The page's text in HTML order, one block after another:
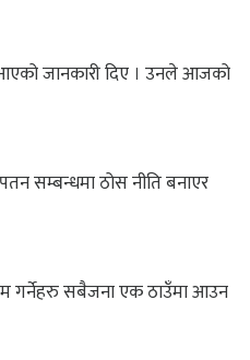
आएको जानकारी दिए । उनले आजको
सम्बन्धमा ठोस नीति बनाएर
गर्नेहरु सबैजना एक ठाउँमा आउन